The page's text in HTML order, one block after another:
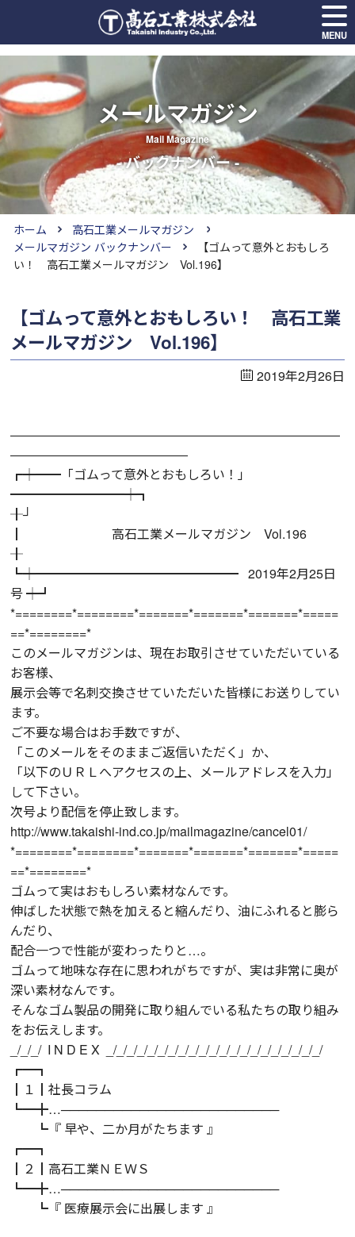
MENU
メールマガジン
Mail Magazine
- バックナンバー -
ホーム
高石工業メールマガジン
メールマガジン バックナンバー
【ゴムって意外とおもしろ
い！ 高石工業メールマガジン Vol.196】
【ゴムって意外とおもしろい！ 高石工業
メールマガジン Vol.196】
2019年2月26日
――――――――――――――――――――――――――
――――――――――――――
┏┿━━「ゴムって意外とおもしろい！」
━━━━━━━━━┿┓
╂┘
┃ 高石工業メールマガジン Vol.196
╂
┗┿━━━━━━━━━━━━━━━━ 2019年2月25日
号 ┿┛
*========*========*=======*=======*=======*=====
==*========*
このメールマガジンは、現在お取引させていただいている
お客様、
展示会等で名刺交換させていただいた皆様にお送りしてい
ます。
ご不要な場合はお手数ですが、
「このメールをそのままご返信いただく」か、
「以下のＵＲＬへアクセスの上、メールアドレスを入力」
して下さい。
次号より配信を停止致します。
http://www.takaishi-ind.co.jp/mailmagazine/cancel01/
*========*========*=======*=======*=======*=====
==*========*
ゴムって実はおもしろい素材なんです。
伸ばした状態で熱を加えると縮んだり、油にふれると膨ら
んだり、
配合一つで性能が変わったりと…。
ゴムって地味な存在に思われがちですが、実は非常に奥が
深い素材なんです。
そんなゴム製品の開発に取り組んでいる私たちの取り組み
をお伝えします。
_/_/_/ I N D E X _/_/_/_/_/_/_/_/_/_/_/_/_/_/_/_/_/_/_/_/_/
┏━┓
┃１┃社長コラム
┗━╋…─────────────────────────
┗『 早や、二か月がたちます 』
┏━┓
┃２┃高石工業ＮＥＷＳ
┗━╋…─────────────────────────
┗『 医療展示会に出展します 』